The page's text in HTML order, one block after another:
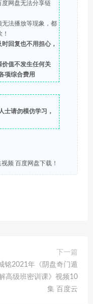
度网盘无法分享链
无法播放等现象，都
回复也不用担心，
价值不发生任何关
项综合费用
士请勿模仿学习，
频 百度网盘下载！
下一篇
铭2021年《阴盘奇门遁
高级班密训课》视频10
集 百度云